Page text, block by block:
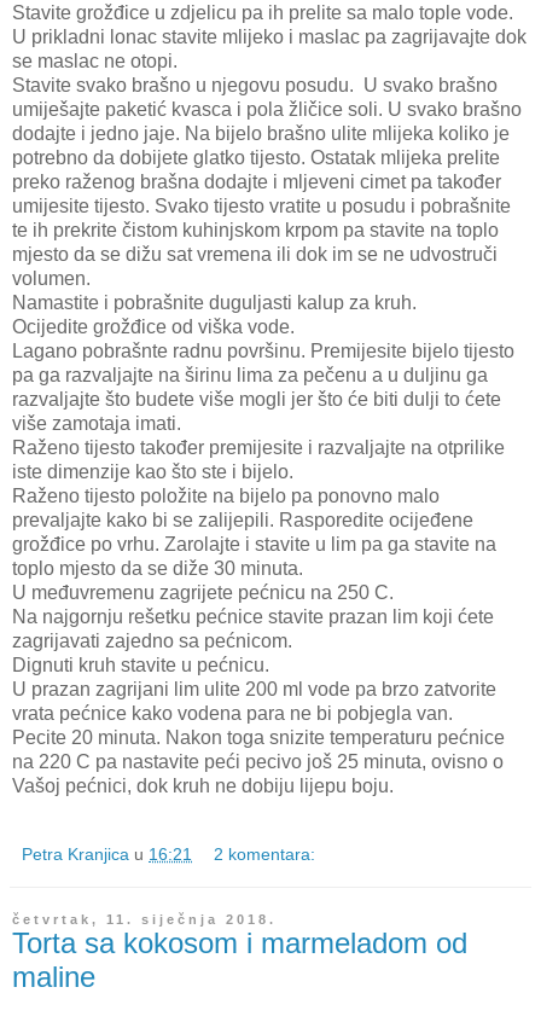
Stavite grožđice u zdjelicu pa ih prelite sa malo tople vode.
U prikladni lonac stavite mlijeko i maslac pa zagrijavajte dok
se maslac ne otopi.
Stavite svako brašno u njegovu posudu. U svako brašno
umiješajte paketić kvasca i pola žličice soli. U svako brašno
dodajte i jedno jaje. Na bijelo brašno ulite mlijeka koliko je
potrebno da dobijete glatko tijesto. Ostatak mlijeka prelite
preko raženog brašna dodajte i mljeveni cimet pa također
umijesite tijesto. Svako tijesto vratite u posudu i pobrašnite
te ih prekrite čistom kuhinjskom krpom pa stavite na toplo
mjesto da se dižu sat vremena ili dok im se ne udvostruči
volumen.
Namastite i pobrašnite duguljasti kalup za kruh.
Ocijedite grožđice od viška vode.
Lagano pobrašnte radnu površinu. Premijesite bijelo tijesto
pa ga razvaljajte na širinu lima za pečenu a u duljinu ga
razvaljajte što budete više mogli jer što će biti dulji to ćete
više zamotaja imati.
Raženo tijesto također premijesite i razvaljajte na otprilike
iste dimenzije kao što ste i bijelo.
Raženo tijesto položite na bijelo pa ponovno malo
prevaljajte kako bi se zalijepili. Rasporedite ocijeđene
grožđice po vrhu. Zarolajte i stavite u lim pa ga stavite na
toplo mjesto da se diže 30 minuta.
U međuvremenu zagrijete pećnicu na 250 C.
Na najgornju rešetku pećnice stavite prazan lim koji ćete
zagrijavati zajedno sa pećnicom.
Dignuti kruh stavite u pećnicu.
U prazan zagrijani lim ulite 200 ml vode pa brzo zatvorite
vrata pećnice kako vodena para ne bi pobjegla van.
Pecite 20 minuta. Nakon toga snizite temperaturu pećnice
na 220 C pa nastavite peći pecivo još 25 minuta, ovisno o
Vašoj pećnici, dok kruh ne dobiju lijepu boju.
Petra Kranjica u 16:21 2 komentara:
četvrtak, 11. siječnja 2018.
Torta sa kokosom i marmeladom od
maline